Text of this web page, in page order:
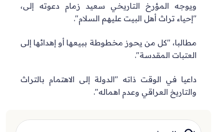
ويوجه المؤرخ التاريخي سعيد زمام دعوته إلى،
"إحياء تراث أهل البيت عليهم السلام".
مطالبا، "كل من يحوز مخطوطة ببيعها أو إهدائها إلى
العتبات المقدسة".
داعيا في الوقت ذاته "الدولة إلى الاهتمام بالتراث
والتاريخ العراقي وعدم اهماله".